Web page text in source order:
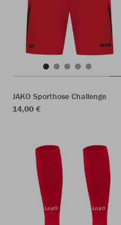
JAKO Sporthose Challenge
14,00 €